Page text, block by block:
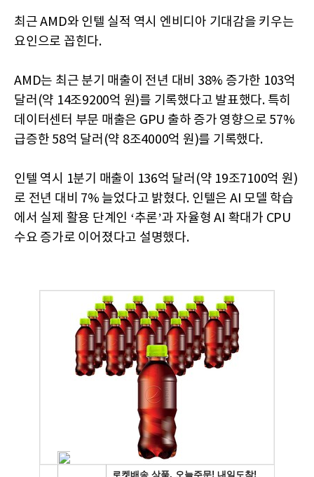
최근 AMD와 인텔 실적 역시 엔비디아 기대감을 키우는
요인으로 꼽힌다.
AMD는 최근 분기 매출이 전년 대비 38% 증가한 103억
달러(약 14조9200억 원)를 기록했다고 발표했다. 특히
데이터센터 부문 매출은 GPU 출하 증가 영향으로 57%
급증한 58억 달러(약 8조4000억 원)를 기록했다.
인텔 역시 1분기 매출이 136억 달러(약 19조7100억 원)
로 전년 대비 7% 늘었다고 밝혔다. 인텔은 AI 모델 학습
에서 실제 활용 단계인 ‘추론’과 자율형 AI 확대가 CPU
수요 증가로 이어졌다고 설명했다.